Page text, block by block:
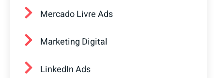
Mercado Livre Ads
Marketing Digital
LinkedIn Ads